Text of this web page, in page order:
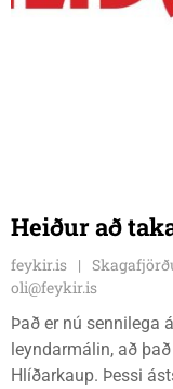
Heiður að
feykir.is
oli@feykir.is
Það er nú sennilega
leyndarmálin, að
Hlíðarkaup. Þessi